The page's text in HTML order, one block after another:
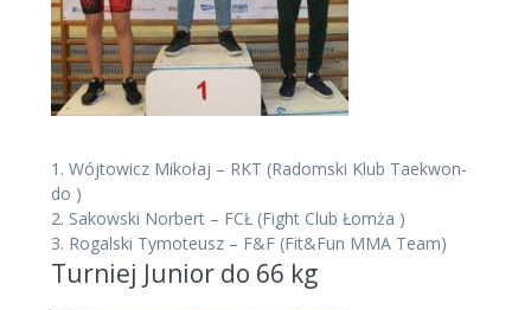
1. Wójtowicz Mikołaj – RKT (Radomski Klub Taekwon-
do )
2. Sakowski Norbert – FCŁ (Fight Club Łomża )
3. Rogalski Tymoteusz – F&F (Fit&Fun MMA Team)
Turniej Junior do 66 kg